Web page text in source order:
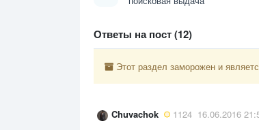
Ответы на пост (12)
Этот раздел заморожен и
Chuvachok 1124 16.06.2016